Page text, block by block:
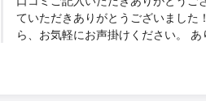
ていただきありがとうございました
ら、お気軽にお声掛けください。 あ